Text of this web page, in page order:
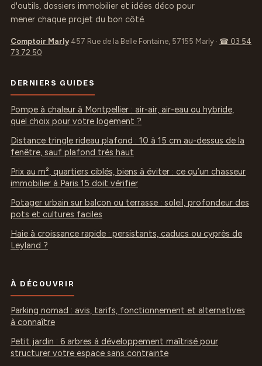
d'outils, dossiers immobilier et idées déco pour
mener chaque projet du bon côté.
Comptoir Marly 457 Rue de la Belle Fontaine, 57155 Marly · ☎ 03 54
73 72 50
DERNIERS GUIDES
Pompe à chaleur à Montpellier : air-air, air-eau ou hybride,
quel choix pour votre logement ?
Distance tringle rideau plafond : 10 à 15 cm au-dessus de la
fenêtre, sauf plafond très haut
Prix au m², quartiers ciblés, biens à éviter : ce qu’un chasseur
immobilier à Paris 15 doit vérifier
Potager urbain sur balcon ou terrasse : soleil, profondeur des
pots et cultures faciles
Haie à croissance rapide : persistants, caducs ou cyprès de
Leyland ?
À DÉCOUVRIR
Parking nomad : avis, tarifs, fonctionnement et alternatives
à connaître
Petit jardin : 6 arbres à développement maîtrisé pour
structurer votre espace sans contrainte